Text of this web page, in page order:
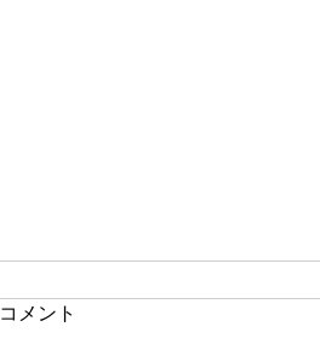
コメント